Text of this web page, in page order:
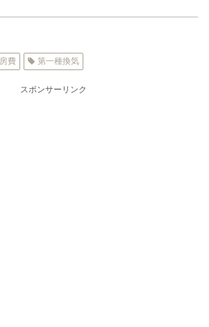
費 第一種換気
スポンサーリンク